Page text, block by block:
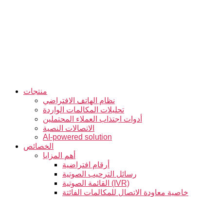
منتجات
نظام الهاتف الافتراضي
تحليلات المكالمات الواردة
أدوات اجتذاب العملاء المحتملين
الاتصالات النصية
AI-powered solution
الخصائص
أهم المزايا
أرقام افتراضية
رسائل الترحيب الصوتية
القائمة الصوتية (IVR)
خاصية معاودة الاتصال للمكالمات الفائتة